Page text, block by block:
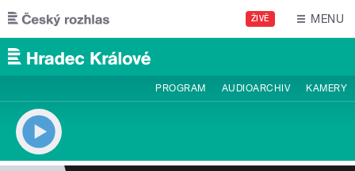
Přejít k hlavnímu obsahu
ŽIVĚ MENU
PROGRAM AUDIOARCHIV KAMERY